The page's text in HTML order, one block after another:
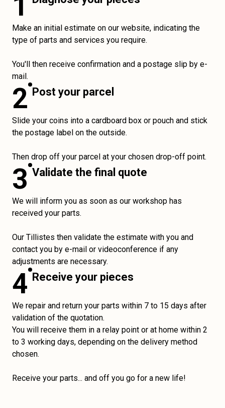
Make an initial estimate on our website, indicating the
type of parts and services you require.
You'll then receive confirmation and a postage slip by e-
mail.
2 Post your parcel
Slide your coins into a cardboard box or pouch and stick
the postage label on the outside.
Then drop off your parcel at your chosen drop-off point.
3 Validate the final quote
We will inform you as soon as our workshop has
received your parts.
Our Tillistes then validate the estimate with you and
contact you by e-mail or videoconference if any
adjustments are necessary.
4 Receive your pieces
We repair and return your parts within 7 to 15 days after
validation of the quotation.
You will receive them in a relay point or at home within 2
to 3 working days, depending on the delivery method
chosen.
Receive your parts... and off you go for a new life!